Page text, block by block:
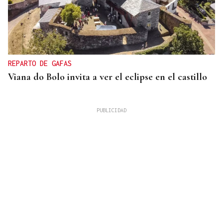
REPARTO DE GAFAS
Viana do Bolo invita a ver el eclipse en el castillo